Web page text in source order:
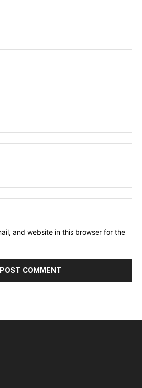
and website in this browser for the